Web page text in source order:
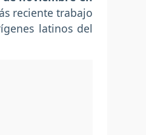
reciente trabajo
latinos del